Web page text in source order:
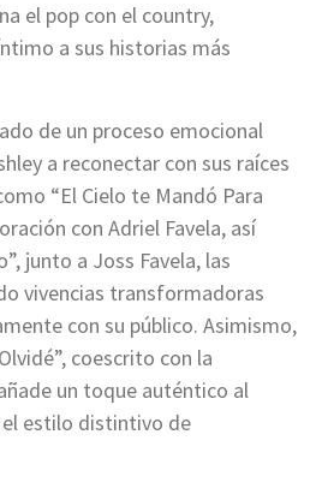
el pop con el country,
a sus historias más
de un proceso emocional
a reconectar con sus raíces
“El Cielo te Mandó Para
con Adriel Favela, así
junto a Joss Favela, las
vivencias transformadoras
con su público. Asimismo,
coescrito con la
un toque auténtico al
estilo distintivo de